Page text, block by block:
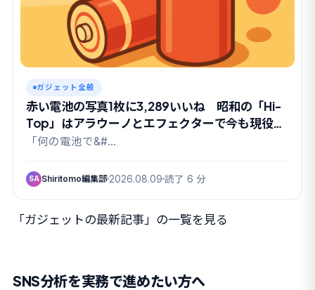
ガジェット全般
赤い電池の写真1枚に3,289いいね 昭和の「Hi-
Top」はアラウーノとエフェクターで今も現役だ
った
「何の電池で&#…
SA Shiritomo編集部 2026.08.09 読了 6 分
「ガジェットの最新記事」の一覧を見る
SNS分析を実務で進めたい方へ